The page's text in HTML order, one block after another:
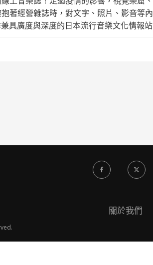
著經營雜誌時，對文字、照片、影音等
具廣度與深度的日本流行音樂文化情報站
關於我們